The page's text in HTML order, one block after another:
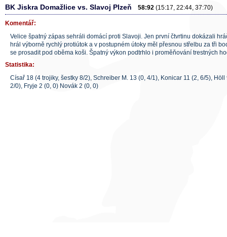
BK Jiskra Domažlice vs. Slavoj Plzeň 58:92 (15:17, 22:44, 37:70)
Komentář:
Velice špatný zápas sehráli domácí proti Slavoji. Jen první čtvrtinu dokázali
hrál výborně rychlý protiútok a v postupném útoky měl přesnou střelbu za tři
se prosadit pod oběma koši. Špatný výkon podtrhlo i proměňování trestných
Statistika:
Císař 18 (4 trojiky, šestky 8/2), Schreiber M. 13 (0, 4/1), Konicar 11 (2, 6/5),
2/0), Fryje 2 (0, 0) Novák 2 (0, 0)